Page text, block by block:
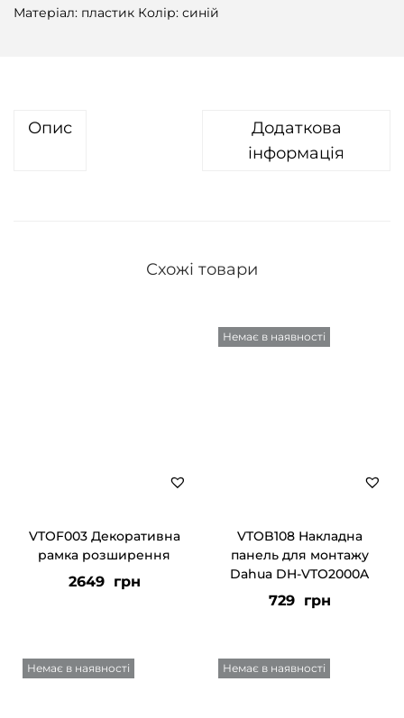
Матеріал: пластик Колір: синій
Опис
Додаткова
інформація
Схожі товари
VTOF003 Декоративна
рамка розширення
2649 грн
Немає в наявності
VTOB108 Накладна
панель для монтажу
Dahua DH-VTO2000A
729 грн
Немає в наявності Немає в наявності